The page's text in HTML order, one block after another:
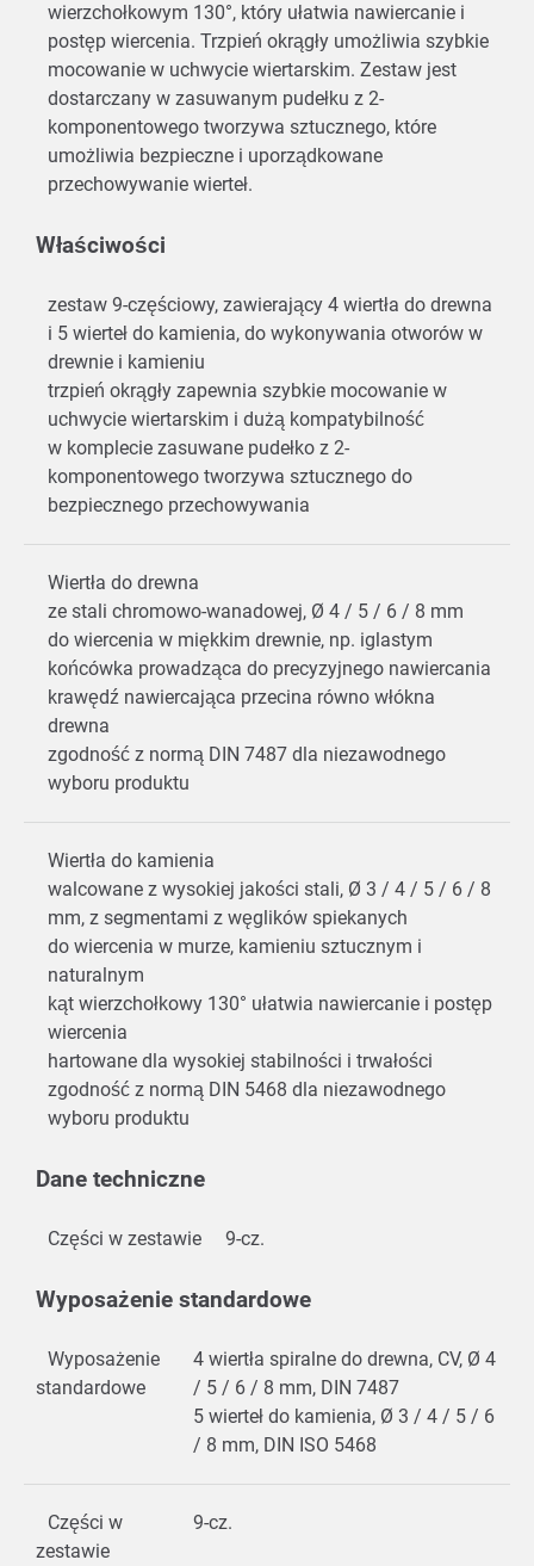
wierzchołkowym 130°, który ułatwia nawiercanie i
postęp wiercenia. Trzpień okrągły umożliwia szybkie
mocowanie w uchwycie wiertarskim. Zestaw jest
dostarczany w zasuwanym pudełku z 2-
komponentowego tworzywa sztucznego, które
umożliwia bezpieczne i uporządkowane
przechowywanie wierteł.
Właściwości
zestaw 9-częściowy, zawierający 4 wiertła do drewna
i 5 wierteł do kamienia, do wykonywania otworów w
drewnie i kamieniu
trzpień okrągły zapewnia szybkie mocowanie w
uchwycie wiertarskim i dużą kompatybilność
w komplecie zasuwane pudełko z 2-
komponentowego tworzywa sztucznego do
bezpiecznego przechowywania
Wiertła do drewna
ze stali chromowo-wanadowej, Ø 4 / 5 / 6 / 8 mm
do wiercenia w miękkim drewnie, np. iglastym
końcówka prowadząca do precyzyjnego nawiercania
krawędź nawiercająca przecina równo włókna
drewna
zgodność z normą DIN 7487 dla niezawodnego
wyboru produktu
Wiertła do kamienia
walcowane z wysokiej jakości stali, Ø 3 / 4 / 5 / 6 / 8
mm, z segmentami z węglików spiekanych
do wiercenia w murze, kamieniu sztucznym i
naturalnym
kąt wierzchołkowy 130° ułatwia nawiercanie i postęp
wiercenia
hartowane dla wysokiej stabilności i trwałości
zgodność z normą DIN 5468 dla niezawodnego
wyboru produktu
Dane techniczne
Części w zestawie 9-cz.
Wyposażenie standardowe
Wyposażenie
standardowe
4 wiertła spiralne do drewna, CV, Ø 4
/ 5 / 6 / 8 mm, DIN 7487
5 wierteł do kamienia, Ø 3 / 4 / 5 / 6
/ 8 mm, DIN ISO 5468
Części w
zestawie
9-cz.